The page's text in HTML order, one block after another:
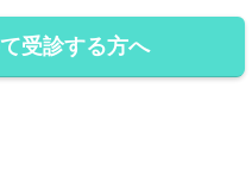
受診する方へ